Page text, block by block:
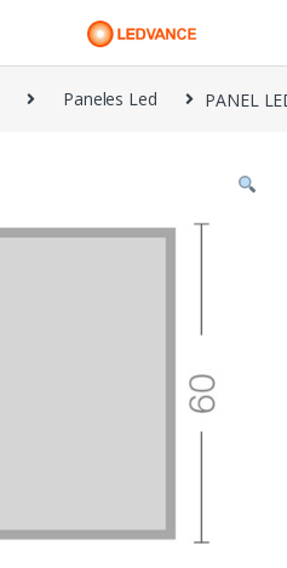
Paneles Led PANEL